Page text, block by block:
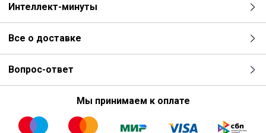
Интеллект-минуты
Все о доставке
Вопрос-ответ
Мы принимаем к оплате